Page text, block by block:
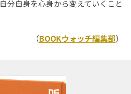
分自身を心身から変えていくこと
（BOOKウォッチ編集部）